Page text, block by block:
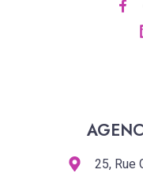
25, Rue